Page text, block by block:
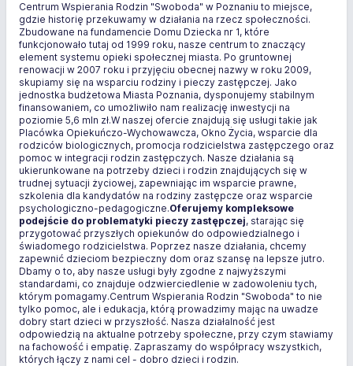
Centrum Wspierania Rodzin "Swoboda" w Poznaniu to miejsce,
gdzie historię przekuwamy w działania na rzecz społeczności.
Zbudowane na fundamencie Domu Dziecka nr 1, które
funkcjonowało tutaj od 1999 roku, nasze centrum to znaczący
element systemu opieki społecznej miasta. Po gruntownej
renowacji w 2007 roku i przyjęciu obecnej nazwy w roku 2009,
skupiamy się na wsparciu rodziny i pieczy zastępczej. Jako
jednostka budżetowa Miasta Poznania, dysponujemy stabilnym
finansowaniem, co umożliwiło nam realizację inwestycji na
poziomie 5,6 mln zł.W naszej ofercie znajdują się usługi takie jak
Placówka Opiekuńczo-Wychowawcza, Okno Życia, wsparcie dla
rodziców biologicznych, promocja rodzicielstwa zastępczego oraz
pomoc w integracji rodzin zastępczych. Nasze działania są
ukierunkowane na potrzeby dzieci i rodzin znajdujących się w
trudnej sytuacji życiowej, zapewniając im wsparcie prawne,
szkolenia dla kandydatów na rodziny zastępcze oraz wsparcie
psychologiczno-pedagogiczne.Oferujemy kompleksowe
podejście do problematyki pieczy zastępczej, starając się
przygotować przyszłych opiekunów do odpowiedzialnego i
świadomego rodzicielstwa. Poprzez nasze działania, chcemy
zapewnić dzieciom bezpieczny dom oraz szansę na lepsze jutro.
Dbamy o to, aby nasze usługi były zgodne z najwyższymi
standardami, co znajduje odzwierciedlenie w zadowoleniu tych,
którym pomagamy.Centrum Wspierania Rodzin "Swoboda" to nie
tylko pomoc, ale i edukacja, którą prowadzimy mając na uwadze
dobry start dzieci w przyszłość. Nasza działalność jest
odpowiedzią na aktualne potrzeby społeczne, przy czym stawiamy
na fachowość i empatię. Zapraszamy do współpracy wszystkich,
których łączy z nami cel - dobro dzieci i rodzin.